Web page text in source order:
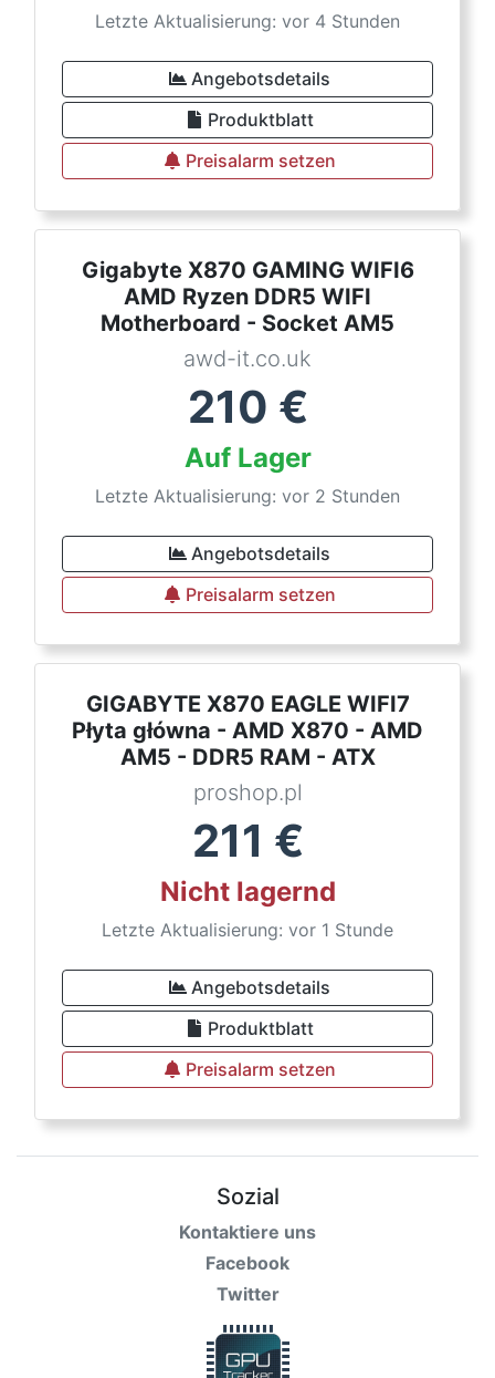
Letzte Aktualisierung: vor 4 Stunden
Angebotsdetails
Produktblatt
Preisalarm setzen
Gigabyte X870 GAMING WIFI6
AMD Ryzen DDR5 WIFI
Motherboard - Socket AM5
awd-it.co.uk
210 €
Auf Lager
Letzte Aktualisierung: vor 2 Stunden
Angebotsdetails
Preisalarm setzen
GIGABYTE X870 EAGLE WIFI7
Płyta główna - AMD X870 - AMD
AM5 - DDR5 RAM - ATX
proshop.pl
211 €
Nicht lagernd
Letzte Aktualisierung: vor 1 Stunde
Angebotsdetails
Produktblatt
Preisalarm setzen
Sozial
Kontaktiere uns
Facebook
Twitter